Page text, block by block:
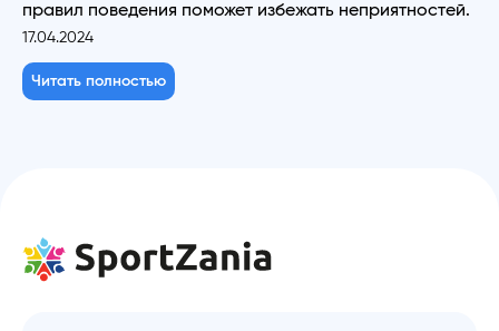
правил поведения поможет избежать неприятностей.
17.04.2024
Читать полностью